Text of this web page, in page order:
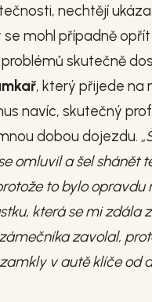
nechtějí
se mohl případně
skutečně
, který přijede na
navíc, skutečný
dobou dojezdu.
omluvil a šel shánět
to bylo opravdu
která se mi
zavolal,
v autě klíče od